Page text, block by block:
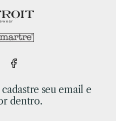
seu email e
dentro.